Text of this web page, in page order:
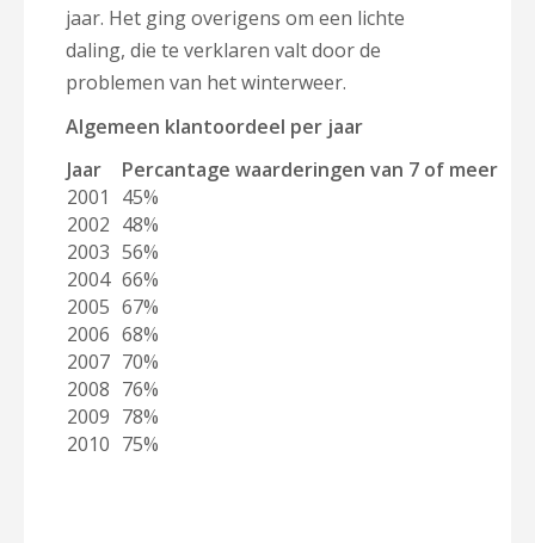
jaar. Het ging overigens om een lichte
daling, die te verklaren valt door de
problemen van het winterweer.
Algemeen klantoordeel per jaar
Jaar
Percantage waarderingen van 7 of meer
2001
45%
2002 48%
2003 56%
2004 66%
2005 67%
2006 68%
2007 70%
2008 76%
2009 78%
2010 75%